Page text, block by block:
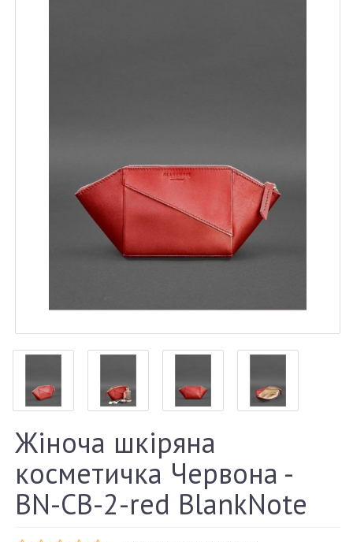
Жіноча шкіряна
косметичка Червона -
BN-CB-2-red BlankNote